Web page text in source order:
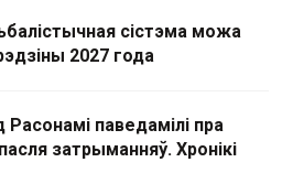
сістэма можа
2027 года
Расонамі паведамілі пра
затрыманняў. Хронікі